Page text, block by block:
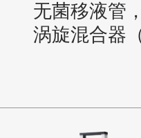
无菌移液管
涡旋混合器